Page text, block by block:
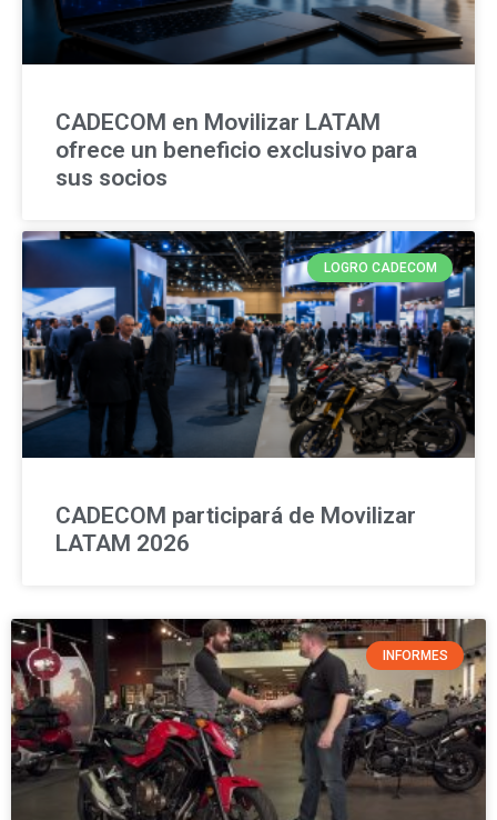
CADECOM en Movilizar LATAM
ofrece un beneficio exclusivo para
sus socios
LOGRO CADECOM
CADECOM participará de Movilizar
LATAM 2026
INFORMES